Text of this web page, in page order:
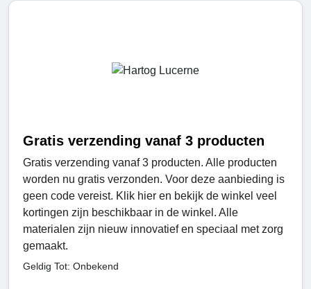
Gratis verzending vanaf 3 producten
Gratis verzending vanaf 3 producten. Alle producten
worden nu gratis verzonden. Voor deze aanbieding is
geen code vereist. Klik hier en bekijk de winkel veel
kortingen zijn beschikbaar in de winkel. Alle
materialen zijn nieuw innovatief en speciaal met zorg
gemaakt.
Geldig Tot: Onbekend